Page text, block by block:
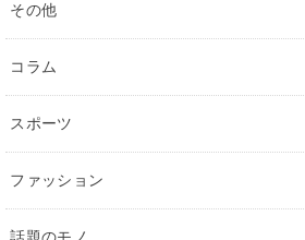
その他
コラム
スポーツ
ファッション
話題のモノ